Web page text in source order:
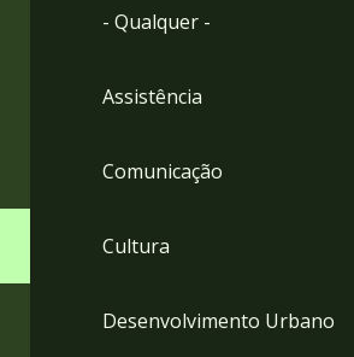
- Qualquer -
Assistência
Comunicação
Cultura
Desenvolvimento Urbano